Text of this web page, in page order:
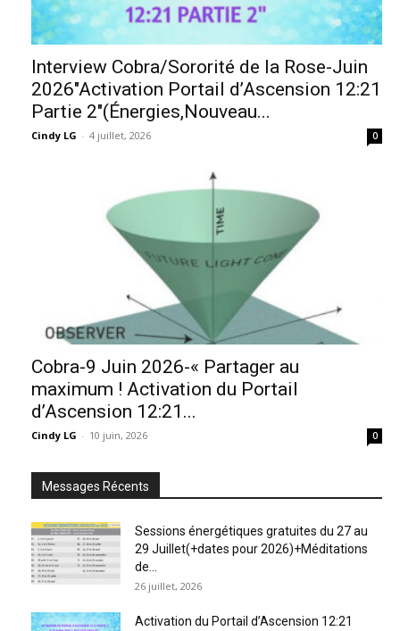
Interview Cobra/Sororité de la Rose-Juin
2026″Activation Portail d’Ascension 12:21
Partie 2″(Énergies,Nouveau...
Cindy LG - 4 juillet, 2026 0
Cobra-9 Juin 2026-« Partager au
maximum ! Activation du Portail
d’Ascension 12:21...
Cindy LG - 10 juin, 2026 0
Messages Récents
Sessions énergétiques gratuites du 27 au
29 Juillet(+dates pour 2026)+Méditations
de...
26 juillet, 2026
Activation du Portail d’Ascension 12:21